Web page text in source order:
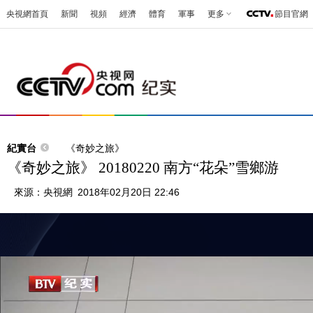
央視網首頁 新聞 視頻 經濟 體育 軍事 更多 節目官網
紀實台 《奇妙之旅》
《奇妙之旅》 20180220 南方“花朵”雪鄉游
來源： 央視網 2018年02月20日 22:46